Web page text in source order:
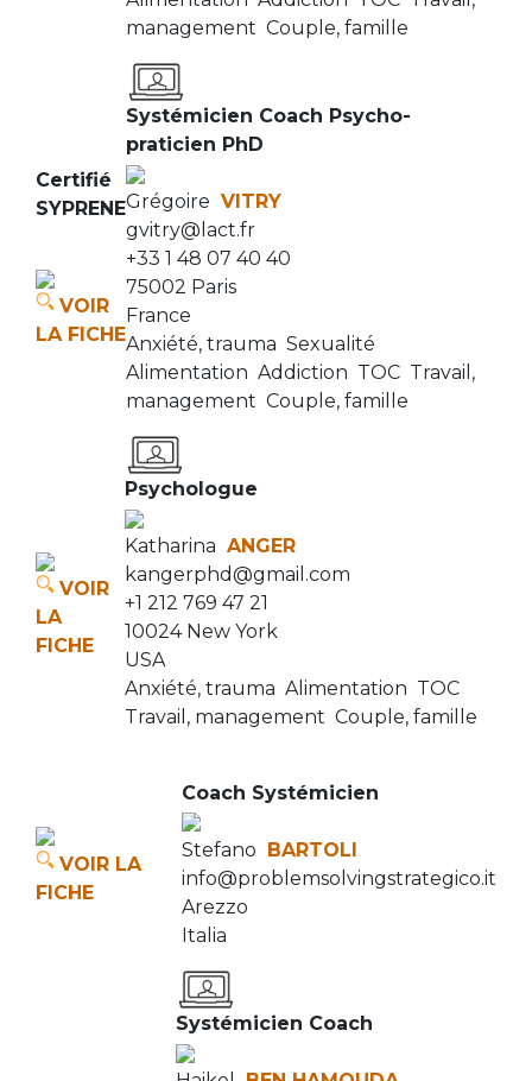
management Couple, famille
Certifié
SYPRENE
VOIR
LA FICHE
Systémicien Coach Psycho-
praticien PhD
Grégoire VITRY
gvitry@lact.fr
+33 1 48 07 40 40
75002 Paris
France
Anxiété, trauma Sexualité
Alimentation Addiction TOC Travail,
management Couple, famille
VOIR
LA
FICHE
Psychologue
Katharina ANGER
kangerphd@gmail.com
+1 212 769 47 21
10024 New York
USA
Anxiété, trauma Alimentation TOC
Travail, management Couple, famille
VOIR LA
FICHE
Coach Systémicien
Stefano BARTOLI
info@problemsolvingstrategico.it
Arezzo
Italia
Systémicien Coach